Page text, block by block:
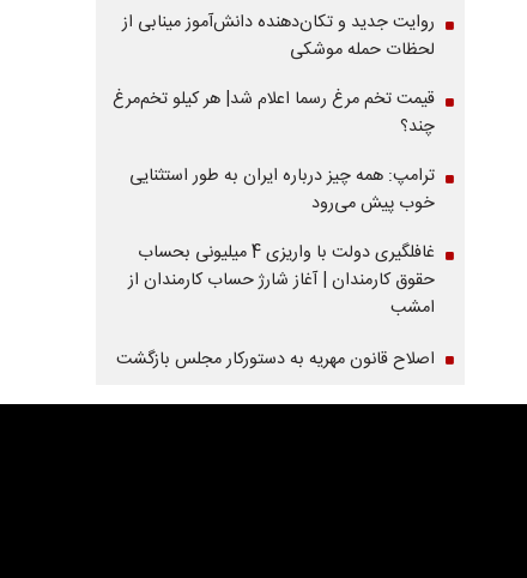
روایت جدید و تکان‌دهنده دانش‌آموز مینابی از
لحظات حمله موشکی
قیمت تخم مرغ رسما اعلام شد| هر کیلو تخم‌مرغ
چند؟
ترامپ: همه چیز درباره ایران به طور استثنایی
خوب پیش می‌رود
غافلگیری دولت با واریزی 4 میلیونی بحساب
حقوق کارمندان | آغاز شارژ حساب کارمندان از
امشب
اصلاح قانون مهریه به دستورکار مجلس بازگشت